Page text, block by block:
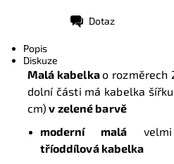
Dotaz
Popis
Diskuze
Malá kabelkao rozměrech
dolní části má kabelka
cm) v zelené barvě
moderní malá velmi
tříoddílová kabelka